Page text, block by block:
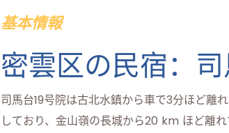
基本情報
密雲区の民宿：
司馬台19号院は古北水鎮から車で3分ほど離
しており、金山嶺の長城から20 km ほど離